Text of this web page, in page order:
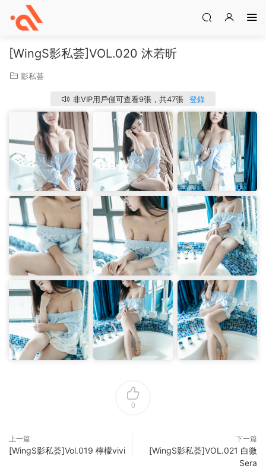
[WingS影私荟]VOL.020 沐若昕
影私荟
非VIP用戶僅可查看9張，共47張 登錄
0
上一篇
[WingS影私荟]Vol.019 檸檬vivi
下一篇
[WingS影私荟]VOL.021 白微
Sera